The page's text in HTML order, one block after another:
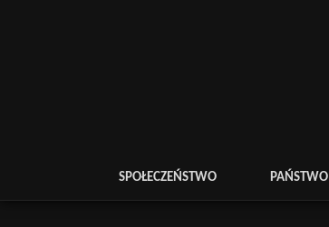
SPOŁECZEŃSTWO PAŃSTWO